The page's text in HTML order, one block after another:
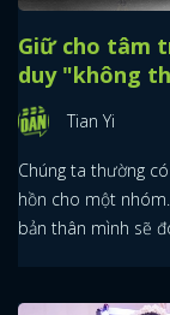
Giữ cho tâm
duy "không
Tian Yi
Chúng ta thường
hồn cho một
bản thân mình sẽ